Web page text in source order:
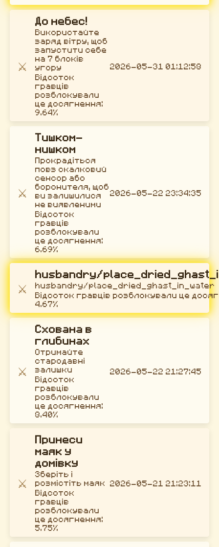
⚔️
До небес!
Використайте
заряд вітру, щоб
запустити себе
на 7 блоків
угору
Відсоток
гравців
розблокували
це досягнення:
9.64%
2026-05-31 01:12:58
⚔️
Тишком-
нишком
Прокрадіться
повз скалковий
сенсор або
боронителя, щоб
ви залишилися
не виявленими
Відсоток
гравців
розблокували
це досягнення:
6.69%
2026-05-22 23:34:35
⚔️
husbandry/
husbandry/place_dried_ghast_in_water
Відсоток гравців розблокували це
4.67%
⚔️
Схована в
глибинах
Отримайте
стародавні
залишки
Відсоток
гравців
розблокували
це досягнення:
8.40%
2026-05-22 21:27:45
⚔️
Принеси
маяк у
домівку
Зберіть і
розмістіть маяк
Відсоток
гравців
розблокували
це досягнення:
5.75%
2026-05-21 21:23:11